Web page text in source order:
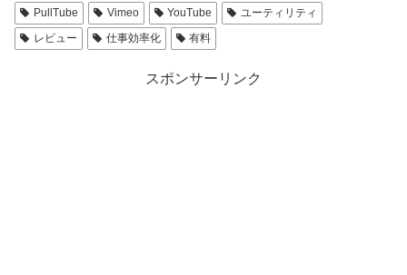
PullTube
Vimeo YouTube
ユーティリティ
レビュー
仕事効率化 有料
スポンサーリンク